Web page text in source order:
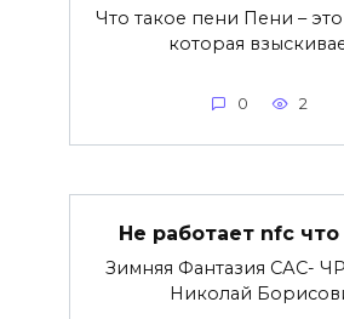
Что такое пени Пени –
которая
0 2
Не работает nfc
Зимняя Фантазия САС-
Николай